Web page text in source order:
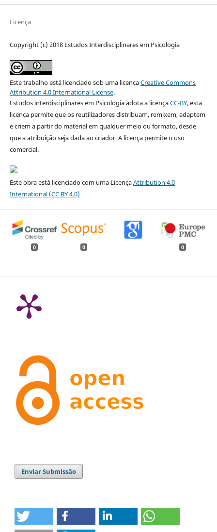
Licença
Copyright (c) 2018 Estudos Interdisciplinares em Psicologia
Este trabalho está licenciado sob uma licençaCreative Commons
Attribution 4.0 International License.
Estudos interdisciplinares em Psicologia adota a licençaCC-BY, esta
licença permite que os reutilizadores distribuam, remixem, adaptem
e criem a partir do material em qualquer meio ou formato, desde
que a atribuição seja dada ao criador. A licença permite o uso
comercial.
Este obra está licenciado com uma LicençaAttribution 4.0
International(CC BY 4.0)
0 0 0
Enviar Submissão